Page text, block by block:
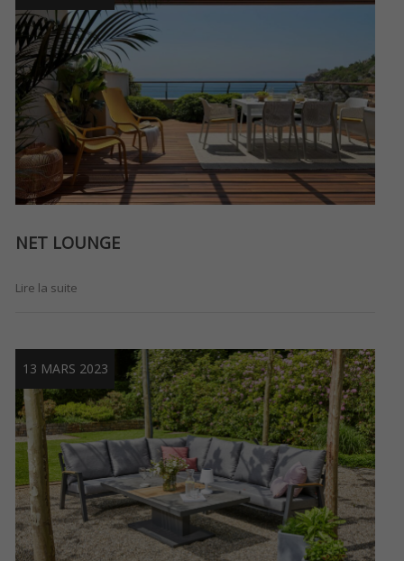
NET LOUNGE
Lire la suite
13 MARS 2023